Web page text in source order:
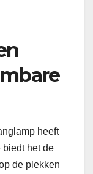
heeft
biedt het de
de plekken